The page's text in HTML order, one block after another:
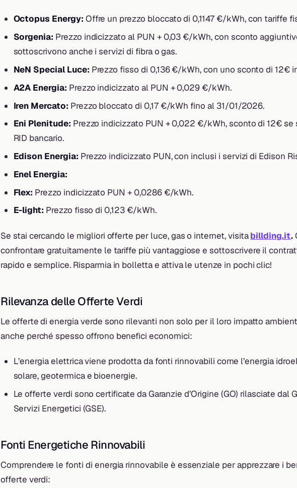
Octopus Energy: Offre un prezzo bloccato di 0,1147 €/kWh, con tariffe
Sorgenia: Prezzo indicizzato al PUN + 0,03 €/kWh, con sconto
sottoscrivono anche i servizi di fibra o gas.
NeN Special Luce: Prezzo fisso di 0,136 €/kWh, con uno sconto di 12€
A2A Energia: Prezzo indicizzato al PUN + 0,029 €/kWh.
Iren Mercato: Prezzo bloccato di 0,17 €/kWh fino al 31/01/2026.
Eni Plenitude: Prezzo indicizzato PUN + 0,022 €/kWh, sconto di 12€ se
RID bancario.
Edison Energia: Prezzo indicizzato PUN, con inclusi i servizi di Edison
Enel Energia:
Flex: Prezzo indicizzato PUN + 0,0286 €/kWh.
E-light: Prezzo fisso di 0,123 €/kWh.
Se stai cercando le migliori offerte per luce, gas o internet, visitabillding.it.
confrontare gratuitamente le tariffe più vantaggiose e sottoscrivere il
rapido e semplice. Risparmia in bolletta e attiva le utenze in pochi clic!
Rilevanza delle Offerte Verdi
Le offerte di energia verde sono rilevanti non solo per il loro impatto
anche perché spesso offrono benefici economici:
L’energia elettrica viene prodotta da fonti rinnovabili come l’energia
solare, geotermica e bioenergie.
Le offerte verdi sono certificate da Garanzie d’Origine (GO) rilasciate dal
Servizi Energetici (GSE).
Fonti Energetiche Rinnovabili
Comprendere le fonti di energia rinnovabile è essenziale per apprezzare i
offerte verdi: